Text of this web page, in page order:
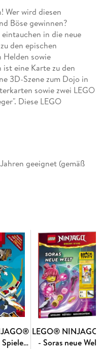
Wer wird diesen
Böse gewinnen?
in die neue
den epischen
Helden sowie
eine Karte zu den
3D-Szene zum Dojo in
sowie zwei LEGO
Diese LEGO
NINJAGO are
The LEGO Group.
geeignet (gemäß
LEGO®
- Soras neue Welt